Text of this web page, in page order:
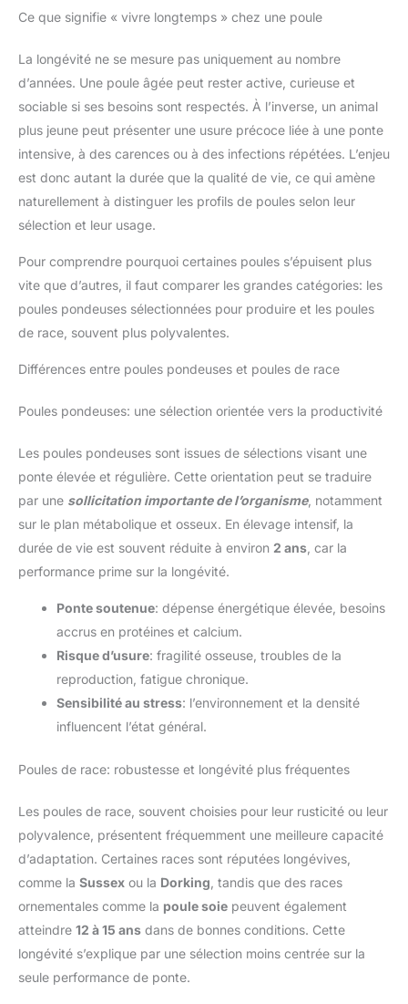
Ce que signifie « vivre longtemps » chez une poule
La longévité ne se mesure pas uniquement au nombre
d’années. Une poule âgée peut rester active, curieuse et
sociable si ses besoins sont respectés. À l’inverse, un animal
plus jeune peut présenter une usure précoce liée à une ponte
intensive, à des carences ou à des infections répétées. L’enjeu
est donc autant la durée que la qualité de vie, ce qui amène
naturellement à distinguer les profils de poules selon leur
sélection et leur usage.
Pour comprendre pourquoi certaines poules s’épuisent plus
vite que d’autres, il faut comparer les grandes catégories: les
poules pondeuses sélectionnées pour produire et les poules
de race, souvent plus polyvalentes.
Différences entre poules pondeuses et poules de race
Poules pondeuses: une sélection orientée vers la productivité
Les poules pondeuses sont issues de sélections visant une
ponte élevée et régulière. Cette orientation peut se traduire
par une sollicitation importante de l’organisme, notamment
sur le plan métabolique et osseux. En élevage intensif, la
durée de vie est souvent réduite à environ 2 ans , car la
performance prime sur la longévité.
Ponte soutenue: dépense énergétique élevée, besoins
accrus en protéines et calcium.
Risque d’usure: fragilité osseuse, troubles de la
reproduction, fatigue chronique.
Sensibilité au stress: l’environnement et la densité
influencent l’état général.
Poules de race: robustesse et longévité plus fréquentes
Les poules de race, souvent choisies pour leur rusticité ou leur
polyvalence, présentent fréquemment une meilleure capacité
d’adaptation. Certaines races sont réputées longévives,
comme la Sussex ou la Dorking , tandis que des races
ornementales comme la poule soie peuvent également
atteindre 12 à 15 ans dans de bonnes conditions. Cette
longévité s’explique par une sélection moins centrée sur la
seule performance de ponte.